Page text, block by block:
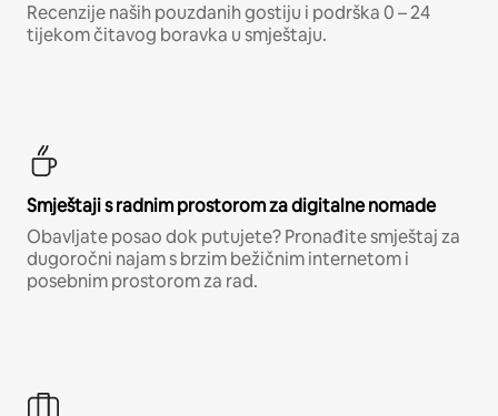
Recenzije naših pouzdanih gostiju i podrška 0 – 24
tijekom čitavog boravka u smještaju.
Smještaji s radnim prostorom za digitalne nomade
Obavljate posao dok putujete? Pronađite smještaj za
dugoročni najam s brzim bežičnim internetom i
posebnim prostorom za rad.